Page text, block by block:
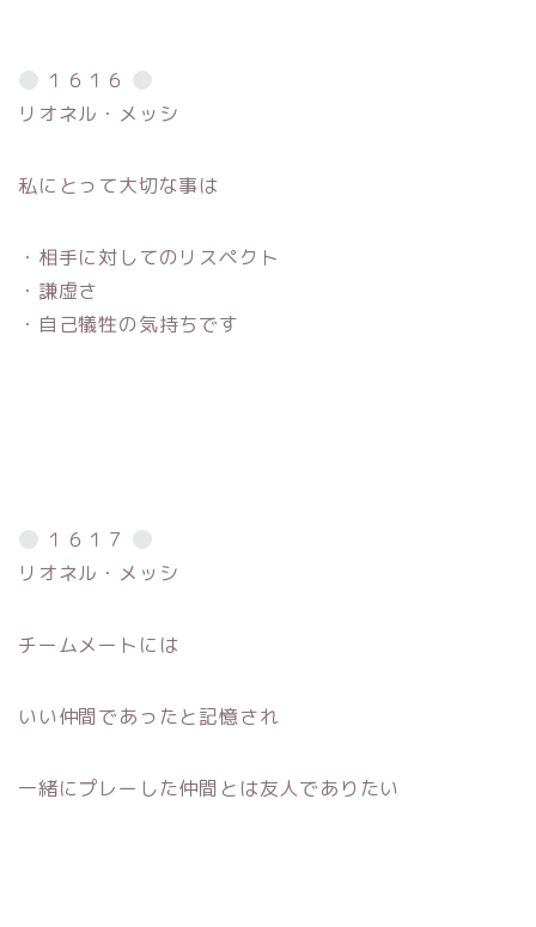
１６１６
リオネル・メッシ
私にとって大切な事は
・相手に対してのリスペクト
・謙虚さ
・自己犠牲の気持ちです
１６１７
リオネル・メッシ
チームメートには
いい仲間であったと記憶され
一緒にプレーした仲間とは友人でありたい